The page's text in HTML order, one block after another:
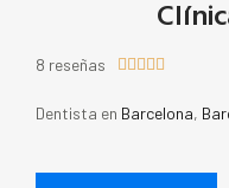
8 reseñas     
Dentista en Barcelona,